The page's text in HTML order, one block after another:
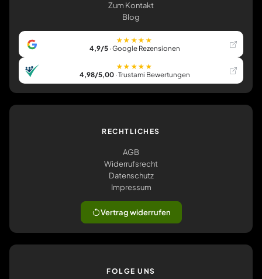
Zum Kontakt
Blog
★★★★★
4,9/5· Google Rezensionen
★★★★★
4,98/5,00· Trustami Bewertungen
RECHTLICHES
AGB
Widerrufsrecht
Datenschutz
Impressum
Vertrag widerrufen
FOLGE UNS